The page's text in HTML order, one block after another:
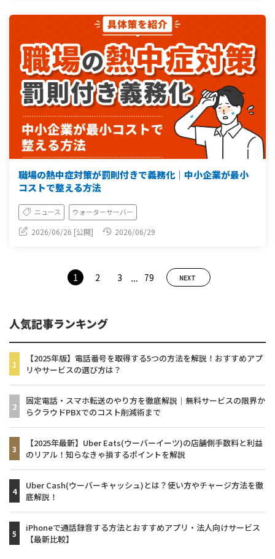
職場の熱中症対策が罰則付きで義務化｜中小企業が最小
コストで整える方法
ニュース ウォーターサーバー
2026/06/26 [公開] 2026/06/29
1 2 3 ... 79 NEXT
人気記事ランキング
【2025年版】電話番号を取得する5つの方法を解説！おすすめアプ
リやサービスの選び方は？
固定電話・スマホ転送のやり方を徹底解説│無料サービスの限界か
らクラウドPBXでのコスト削減術まで
【2025年最新】Uber Eats(ウーバーイーツ)の店舗側手数料と利益
のリアル！知らなきゃ損するポイントを解説
Uber Cash(ウーバーキャッシュ)とは？使い方やチャージ方法を徹
底解説！
iPhoneで通話録音する方法とおすすめアプリ・法人向けサービス
【最新比較】